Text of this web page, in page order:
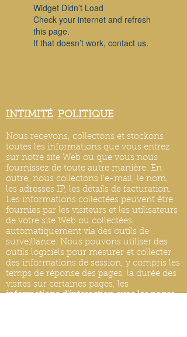
Widget Didn’t Load
Check your internet and refresh
this page.
If that doesn’t work, contact us.
INTIMITÉ POLITIQUE
Nous recevons, collectons et stockons
toutes les informations que vous entrez
sur notre site Web ou que vous nous
fournissez de toute autre manière. En
outre, nous collectons l'e-mail, le nom,
les adresses IP, les détails de facturation.
Les informations collectées peuvent être
fournies par les visiteurs et les utilisateurs
de votre site Web ou collectées
automatiquement via des outils de
surveillance. Nous pouvons utiliser des
outils logiciels pour mesurer et collecter
des informations de session, y compris les
temps de réponse des pages, la durée des
visites sur certaines pages, les
informations d'interaction avec les pages